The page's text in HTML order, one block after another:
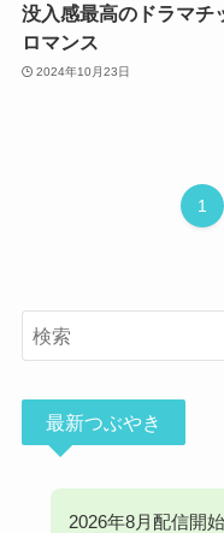
没入感最高のドラマチ
ロマンス
2024年10月23日
1
最新つぶやき
2026年8月配信開